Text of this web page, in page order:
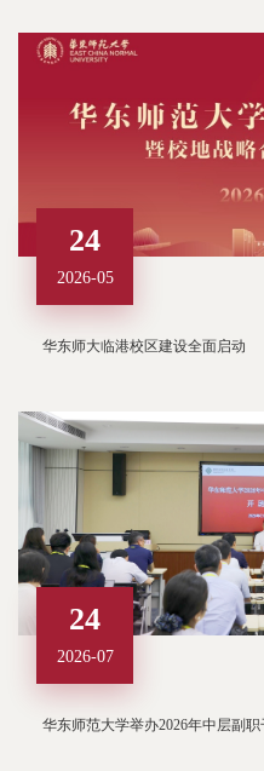
24
2026-05
华东师大临港校区建设全面启动
24
2026-07
华东师范大学举办2026年中层副